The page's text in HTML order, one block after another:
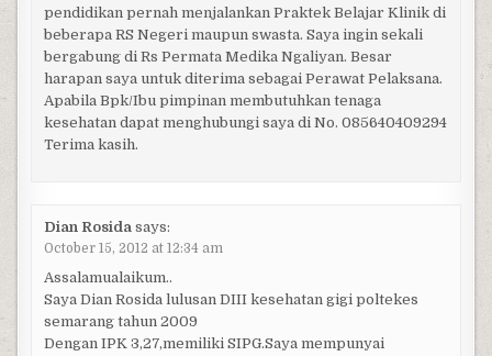
pendidikan pernah menjalankan Praktek Belajar Klinik di
beberapa RS Negeri maupun swasta. Saya ingin sekali
bergabung di Rs Permata Medika Ngaliyan. Besar
harapan saya untuk diterima sebagai Perawat Pelaksana.
Apabila Bpk/Ibu pimpinan membutuhkan tenaga
kesehatan dapat menghubungi saya di No. 085640409294
Terima kasih.
Dian Rosida says:
October 15, 2012 at 12:34 am
Assalamualaikum..
Saya Dian Rosida lulusan DIII kesehatan gigi poltekes
semarang tahun 2009
Dengan IPK 3,27,memiliki SIPG.Saya mempunyai